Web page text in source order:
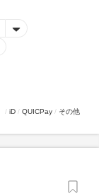
iD QUICPay その他